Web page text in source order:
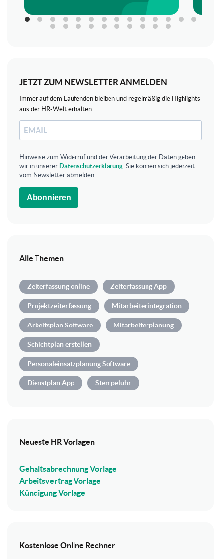
JETZT ZUM NEWSLETTER ANMELDEN
Immer auf dem Laufenden bleiben und regelmäßig die Highlights
aus der HR-Welt erhalten.
Hinweise zum Widerruf und der Verarbeitung der Daten geben
wir in unserer Datenschutzerklärung . Sie können sich jederzeit
vom Newsletter abmelden.
Abonnieren
Alle Themen
Zeiterfassung online Zeiterfassung App
Projektzeiterfassung Mitarbeiterintegration
Arbeitsplan Software Mitarbeiterplanung
Schichtplan erstellen
Personaleinsatzplanung Software
Dienstplan App Stempeluhr
Neueste HR Vorlagen
Gehaltsabrechnung Vorlage
Arbeitsvertrag Vorlage
Kündigung Vorlage
Kostenlose Online Rechner